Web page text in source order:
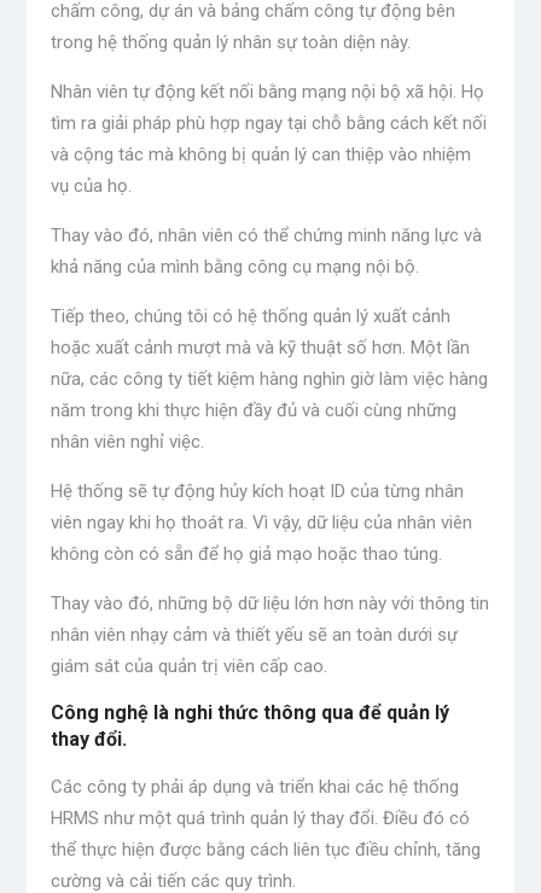
chấm công, dự án và bảng chấm công tự động bên
trong hệ thống quản lý nhân sự toàn diện này.
Nhân viên tự động kết nối bằng mạng nội bộ xã hội. Họ
tìm ra giải pháp phù hợp ngay tại chỗ bằng cách kết nối
và cộng tác mà không bị quản lý can thiệp vào nhiệm
vụ của họ.
Thay vào đó, nhân viên có thể chứng minh năng lực và
khả năng của mình bằng công cụ mạng nội bộ.
Tiếp theo, chúng tôi có hệ thống quản lý xuất cảnh
hoặc xuất cảnh mượt mà và kỹ thuật số hơn. Một lần
nữa, các công ty tiết kiệm hàng nghìn giờ làm việc hàng
năm trong khi thực hiện đầy đủ và cuối cùng những
nhân viên nghỉ việc.
Hệ thống sẽ tự động hủy kích hoạt ID của từng nhân
viên ngay khi họ thoát ra. Vì vậy, dữ liệu của nhân viên
không còn có sẵn để họ giả mạo hoặc thao túng.
Thay vào đó, những bộ dữ liệu lớn hơn này với thông tin
nhân viên nhạy cảm và thiết yếu sẽ an toàn dưới sự
giám sát của quản trị viên cấp cao.
Công nghệ là nghi thức thông qua để quản lý
thay đổi.
Các công ty phải áp dụng và triển khai các hệ thống
HRMS như một quá trình quản lý thay đổi. Điều đó có
thể thực hiện được bằng cách liên tục điều chỉnh, tăng
cường và cải tiến các quy trình.